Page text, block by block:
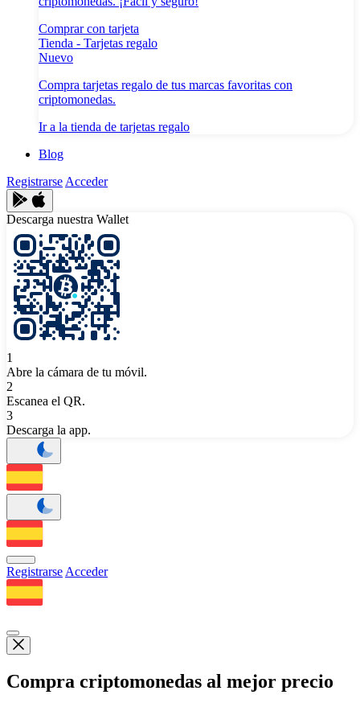
Comprar con tarjeta
Tienda - Tarjetas regalo
Nuevo
Compra tarjetas regalo de tus marcas favoritas con
criptomonedas.
Ir a la tienda de tarjetas regalo
Blog
Registrarse Acceder
Descarga nuestra Wallet
1
Abre la cámara de tu móvil.
2
Escanea el QR.
3
Descarga la app.
Registrarse Acceder
Compra criptomonedas al mejor precio